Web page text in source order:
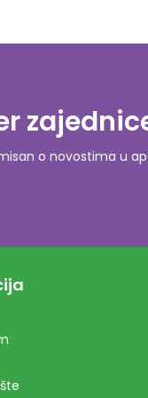
o novostima u